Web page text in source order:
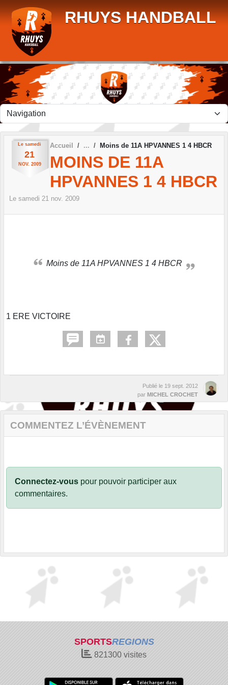
RHUYS HANDBALL
Le samedi
21
NOV. 2009
Accueil Moins de 11A HPVANNES 1 4 HBCR
MOINS DE 11A
HPVANNES 1 4 HBCR
Le samedi 21 nov. 2009
Moins de 11A HPVANNES 1 4 HBCR
1 ERE VICTOIRE
Publié le 19 sept. 2012
par MICHEL CROCHET
COMMENTEZ L’ÉVÈNEMENT
Connectez-vous pour pouvoir participer aux
commentaires.
SPORTSREGIONS
821300 visites
Panneau de gestion des cookies